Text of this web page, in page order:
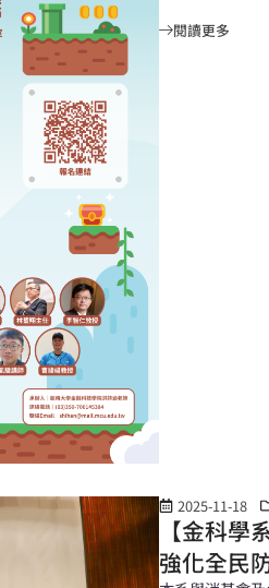
閱讀更多
2025-11-18
【金科學
強化全民